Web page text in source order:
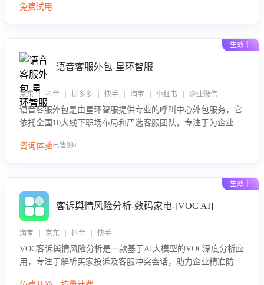
免费试用
生效中
语音客服外包-星环智服
京东 | 抖音 | 拼多多 | 快手 | 淘宝 | 小红书 | 企业微信
语音客服外包是由星环智服提供专业的呼叫中心外包服务，它
依托全国10大线下职场布局和严选客服团队，专注于为企业提
队和智能工具提升语音客服服务效率和质量，帮助企业实现降
咨询体验已售99+
生效中
客诉舆情风险分析-数码家电-[VOC AI]
淘宝 | 京东 | 抖音 | 快手
VOC客诉舆情风险分析是一款基于AI大模型的VOC深度分析应
用，专注于解析买家投诉及客服冲突会话，助力企业精准防控